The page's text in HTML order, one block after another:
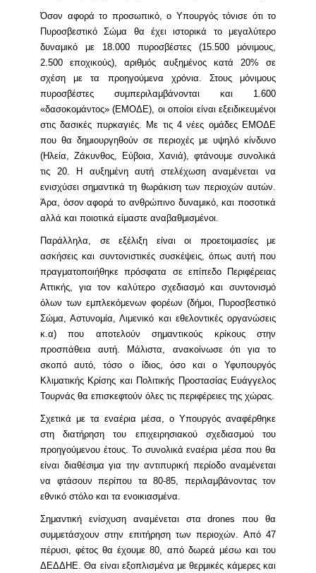
Όσον αφορά το προσωπικό, ο Υπουργός τόνισε ότι το
Πυροσβεστικό Σώμα θα έχει ιστορικά το μεγαλύτερο
δυναμικό με 18.000 πυροσβέστες (15.500 μόνιμους,
2.500 εποχικούς), αριθμός αυξημένος κατά 20% σε
σχέση με τα προηγούμενα χρόνια. Στους μόνιμους
πυροσβέστες συμπεριλαμβάνονται και 1.600
«δασοκομάντος» (ΕΜΟΔΕ), οι οποίοι είναι εξειδικευμένοι
στις δασικές πυρκαγιές. Με τις 4 νέες ομάδες ΕΜΟΔΕ
που θα δημιουργηθούν σε περιοχές με υψηλό κίνδυνο
(Ηλεία, Ζάκυνθος, Εύβοια, Χανιά), φτάνουμε συνολικά
τις 20. Η αυξημένη αυτή στελέχωση αναμένεται να
ενισχύσει σημαντικά τη θωράκιση των περιοχών αυτών.
Άρα, όσον αφορά το ανθρώπινο δυναμικό, και ποσοτικά
αλλά και ποιοτικά είμαστε αναβαθμισμένοι.
Παράλληλα, σε εξέλιξη είναι οι προετοιμασίες με
ασκήσεις και συντονιστικές συσκέψεις, όπως αυτή που
πραγματοποιήθηκε πρόσφατα σε επίπεδο Περιφέρειας
Αττικής, για τον καλύτερο σχεδιασμό και συντονισμό
όλων των εμπλεκόμενων φορέων (δήμοι, Πυροσβεστικό
Σώμα, Αστυνομία, Λιμενικό και εθελοντικές οργανώσεις
κ.α) που αποτελούν σημαντικούς κρίκους στην
προσπάθεια αυτή. Μάλιστα, ανακοίνωσε ότι για το
σκοπό αυτό, τόσο ο ίδιος, όσο και ο Υφυπουργός
Κλιματικής Κρίσης και Πολιτικής Προστασίας Ευάγγελος
Τουρνάς θα επισκεφτούν όλες τις περιφέρειες της χώρας.
Σχετικά με τα εναέρια μέσα, ο Υπουργός αναφέρθηκε
στη διατήρηση του επιχειρησιακού σχεδιασμού του
προηγούμενου έτους. Το συνολικά εναέρια μέσα που θα
είναι διαθέσιμα για την αντιπυρική περίοδο αναμένεται
να φτάσουν περίπου τα 80-85, περιλαμβάνοντας τον
εθνικό στόλο και τα ενοικιασμένα.
Σημαντική ενίσχυση αναμένεται στα drones που θα
συμμετάσχουν στην επιτήρηση των περιοχών. Από 47
πέρυσι, φέτος θα έχουμε 80, από δωρεά μέσω και του
ΔΕΔΔΗΕ. Θα είναι εξοπλισμένα με θερμικές κάμερες και